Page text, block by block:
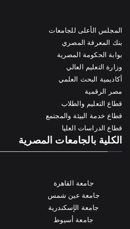
المجلس الأعلى للجامعات
بنك المعرفة المصري
بوابة الحكومة المصرية
وزارة التعليم العالي
أكاديمية البحث العلمي
مصر الرقمية
قطاع التعليم والطلاب
قطاع خدمة البيئة والمجتمع
قطاع الدراسات العليا
الكلية بالجامعات المصرية
جامعة القاهرة
جامعة عين شمس
جامعة الإسكندرية
جامعة أسيوط